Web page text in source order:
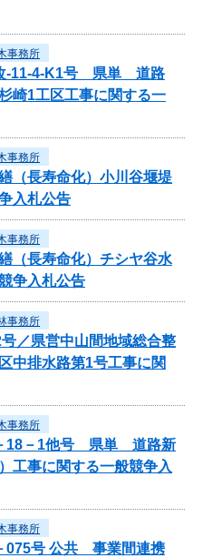
事務所
改-11-4-K1号 県単 道路
崎1工区工事に関する一
事務所
（長寿命化）小川谷堰堤
入札公告
事務所
（長寿命化）チシヤ谷水
争入札公告
事務所
／県営中山間地域総合整
中排水路第1号工事に関
事務所
18－1他号 県単 道路新
工事に関する一般競争入
事務所
075号 公共 事業間連携